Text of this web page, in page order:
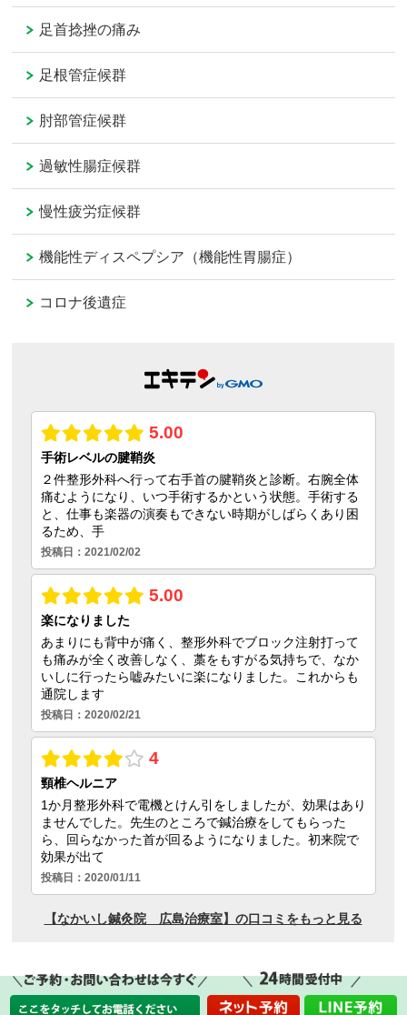
足首捻挫の痛み
足根管症候群
肘部管症候群
過敏性腸症候群
慢性疲労症候群
機能性ディスペプシア（機能性胃腸症）
コロナ後遺症